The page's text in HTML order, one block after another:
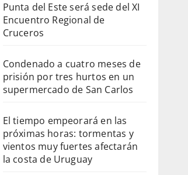
Punta del Este será sede del XI
Encuentro Regional de
Cruceros
Condenado a cuatro meses de
prisión por tres hurtos en un
supermercado de San Carlos
El tiempo empeorará en las
próximas horas: tormentas y
vientos muy fuertes afectarán
la costa de Uruguay